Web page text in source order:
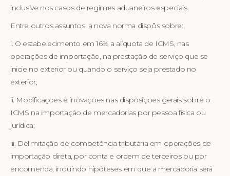
inclusive nos casos de regimes aduaneiros especiais.
Entre outros assuntos, a nova norma dispôs sobre:
i. O estabelecimento em 16% a alíquota de ICMS, nas
operações de importação, na prestação de serviço que se
inicie no exterior ou quando o serviço seja prestado no
exterior;
ii. Modificações e inovações nas disposições gerais sobre o
ICMS na importação de mercadorias por pessoa física ou
jurídica;
iii. Delimitação de competência tributária em operações de
importação direta, por conta e ordem de terceiros ou por
encomenda, incluindo hipóteses em que a mercadoria será